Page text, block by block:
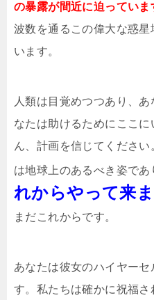
の暴露が間近に迫っていま
波数を通るこの偉大な惑
います。
人類は目覚めつつあり、
なたは助けるためにここ
ん、計画を信じてくださ
は地球上のあるべき姿であ
れからやって来ま
まだこれからです。
あなたは彼女のハイヤーセ
す。私たちは確かに祝福さ